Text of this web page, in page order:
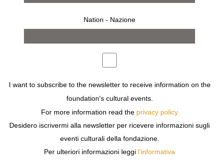
MILANO
ANTONIO PAOLETTI
ANNI LUCE – IMMAGINI STORICHE
DELL’ARCHIVIO AEM
Nation - Nazione
I want to subscribe to the newsletter to receive information on the
foundation's cultural events.
For more information read the privacy policy
Desidero iscrivermi alla newsletter per ricevere informazioni sugli
eventi culturali della fondazione.
Per ulteriori informazioni leggi l'informativa